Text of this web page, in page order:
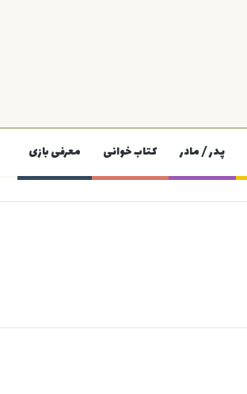
پدر / مادر کتاب خوانی معرفی بازی